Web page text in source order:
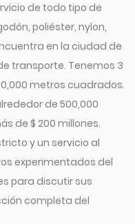
de todo tipo de
poliéster, nylon,
en la ciudad de
transporte. Tenemos 3
metros cuadrados.
de 500,000
de $ 200 millones.
y un servicio al
experimentados del
para discutir sus
completa del